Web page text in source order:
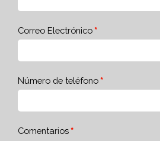
Correo Electrónico
Número de teléfono
Comentarios